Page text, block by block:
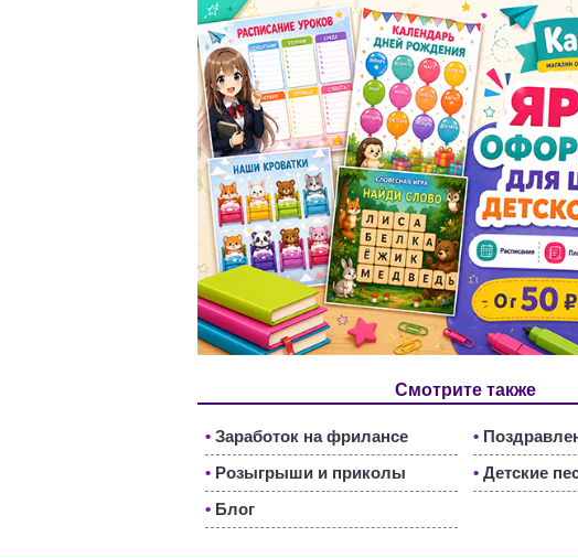
Смотрите также
• Заработок на фрилансе •
• Розыгрыши и приколы • Детские
• Блог